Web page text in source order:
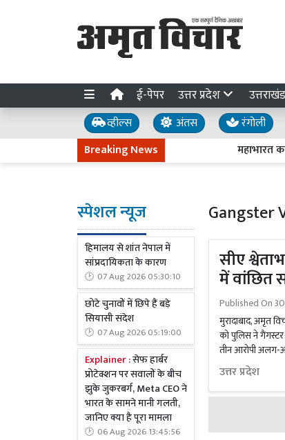
ई-पेपर उत्तर प्रदेश उत्तराखंड
व्हील्स अंतस रंगोली
Breaking News
महाभारत
स्पेशल न्यूज
हिमालय से शांत नेपाल में
सांप्रदायिकता के कारण
07 Aug 2026 05:30:10
छोटे चुनावों में छिपे हैं बड़े
सियासी संदेश
07 Aug 2026 05:19:00
Explainer :सेफ हार्बर
प्रोटेक्शन पर सवालों के बीच
झुके जुकरबर्ग, Meta CEO ने
भारत के सामने मानी गलती,
जानिए क्या है पूरा मामला
06 Aug 2026 13:45:56
Gangster
सीए
में वांछित
Published On
मुरादाबाद, अमृत
को पुलिस ने
तीन आरोपी अलग-
उत्तर प्रदेश